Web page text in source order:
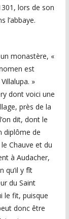
lors de son
l’abbaye.
monastère, «
est
»
dont voici une
près de la
dit, dont le
diplôme de
Chauve et du
à Audacher,
qu’il y fît
du Saint
le fit, puisque
donc être